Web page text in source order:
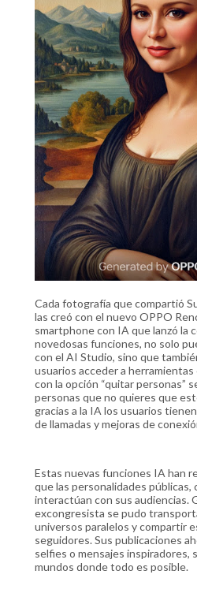
Cada fotografía que compartió
las creó con el nuevo OPPO
smartphone con IA que lanzó la
novedosas funciones, no solo
con el AI Studio, sino que
usuarios acceder a
con la opción “quitar personas”
personas que no quieres que
gracias a la IA los usuarios
de llamadas y mejoras de
Estas nuevas funciones IA han
que las personalidades públicas,
interactúan con sus audiencias.
excongresista se pudo
universos paralelos y compartir
seguidores. Sus publicaciones
selfies o mensajes inspiradores,
mundos donde todo es posible.